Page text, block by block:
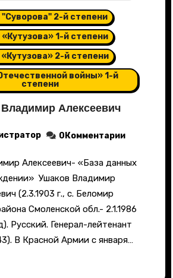
2-й степени
1-й степени
2-й степени
войны» 1-й
степени
Алексеевич
0Комментарии
Ушаков Владимир
(2.3.1903 г., с. Беломир
Смоленской обл.- 2.1.1986
Русский. Генерал-лейтенант
В Красной Армии с января…